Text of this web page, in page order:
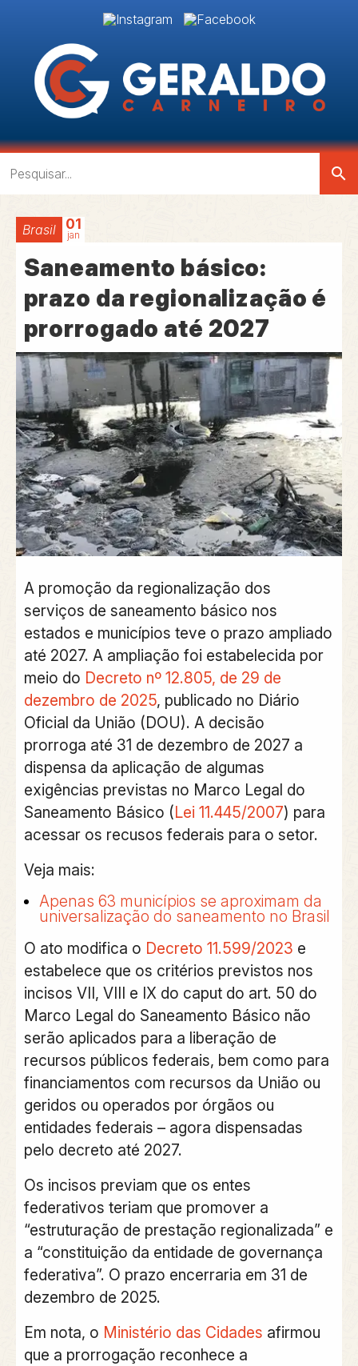
search
Brasil 01
jan
Saneamento básico:
prazo da regionalização é
prorrogado até 2027
A promoção da regionalização dos
serviços de saneamento básico nos
estados e municípios teve o prazo ampliado
até 2027. A ampliação foi estabelecida por
meio do Decreto nº 12.805, de 29 de
dezembro de 2025, publicado no Diário
Oficial da União (DOU). A decisão
prorroga até 31 de dezembro de 2027 a
dispensa da aplicação de algumas
exigências previstas no Marco Legal do
Saneamento Básico (Lei 11.445/2007) para
acessar os recusos federais para o setor.
Veja mais:
Apenas 63 municípios se aproximam da
universalização do saneamento no Brasil
O ato modifica o Decreto 11.599/2023 e
estabelece que os critérios previstos nos
incisos VII, VIII e IX do caput do art. 50 do
Marco Legal do Saneamento Básico não
serão aplicados para a liberação de
recursos públicos federais, bem como para
financiamentos com recursos da União ou
geridos ou operados por órgãos ou
entidades federais – agora dispensadas
pelo decreto até 2027.
Os incisos previam que os entes
federativos teriam que promover a
“estruturação de prestação regionalizada” e
a “constituição da entidade de governança
federativa”. O prazo encerraria em 31 de
dezembro de 2025.
Em nota, o Ministério das Cidades afirmou
que a prorrogação reconhece a